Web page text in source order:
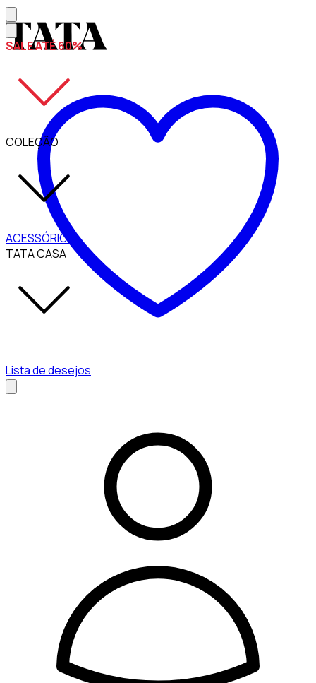
SALE ATÉ 60%
COLEÇÃO
ACESSÓRIOS
TATA CASA
Lista de desejos